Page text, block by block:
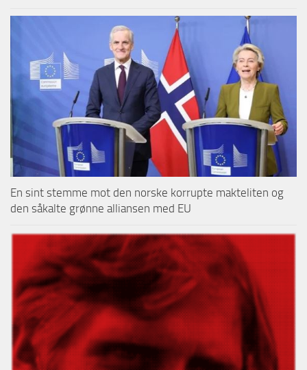
En sint stemme mot den norske korrupte makteliten og
den såkalte grønne alliansen med EU